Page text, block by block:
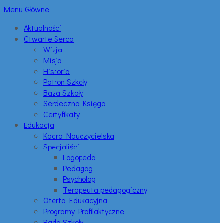
Menu Główne
Aktualności
Otwarte Serca
Wizja
Misja
Historia
Patron Szkoły
Baza Szkoły
Serdeczna Księga
Certyfikaty
Edukacja
Kadra Nauczycielska
Specjaliści
Logopeda
Pedagog
Psycholog
Terapeuta pedagogiczny
Oferta Edukacyjna
Programy Profilaktyczne